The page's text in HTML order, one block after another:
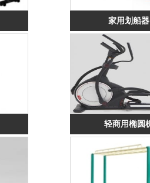
家用划船器
轻商用椭圆